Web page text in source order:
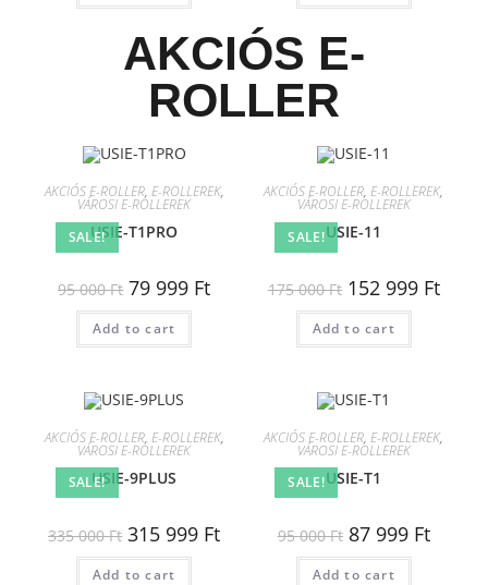
AKCIÓS E-
ROLLER
SALE!
AKCIÓS E-ROLLER, E-ROLLEREK,
VÁROSI E-ROLLEREK
USIE-T1PRO
95 000Ft 79 999 Ft
Add to cart
SALE!
AKCIÓS E-ROLLER,E-ROLLEREK,
VÁROSI E-ROLLEREK
USIE-11
175 000Ft 152 999 Ft
Add to cart
SALE!
AKCIÓS E-ROLLER, E-ROLLEREK,
VÁROSI E-ROLLEREK
USIE-9PLUS
335 000Ft 315 999 Ft
Add to cart
SALE!
AKCIÓS E-ROLLER,E-ROLLEREK,
VÁROSI E-ROLLEREK
USIE-T1
95 000Ft 87 999 Ft
Add to cart